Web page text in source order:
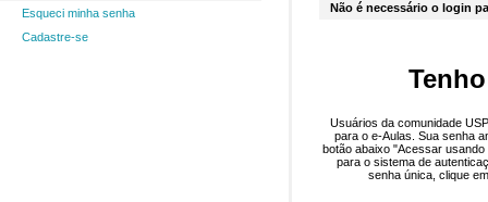
Esqueci minha senha
Cadastre-se
Não é necessário o login
Usuários da comunidade
para o e-Aulas. Sua senha
botão abaixo "Acessar
para o sistema de
senha única, clique